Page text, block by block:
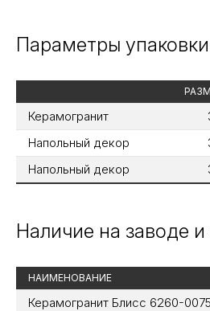
Параметры упаковки
Керамогранит
Напольный декор
Напольный декор
Наличие на заводе
НАИМЕНОВАНИЕ
Керамогранит Блисс 6260-